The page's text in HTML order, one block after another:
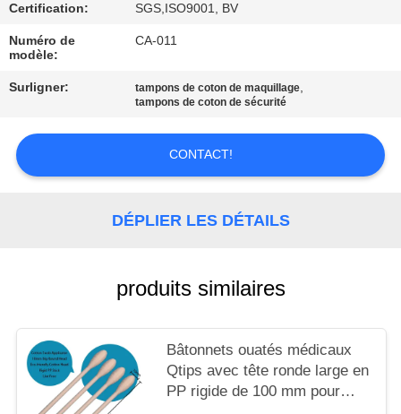
LES
AFFAIRES
DEMANDEZ
UN DEVIS
POLICY
Certification: SGS,ISO9001, BV
Numéro de
modèle:
CA-011
Surligner: tampons de coton de maquillage,
tampons de coton de sécurité
CONTACT!
DÉPLIER LES DÉTAILS
produits similaires
Bâtonnets ouatés médicaux
Qtips avec tête ronde large en
PP rigide de 100 mm pour